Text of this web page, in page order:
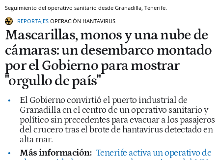
Seguimiento del operativo sanitario desde Granadilla, Tenerife.
REPORTAJES OPERACIÓN HANTAVIRUS
Mascarillas, monos y una nube de
cámaras: un desembarco montado
por el Gobierno para mostrar
"orgullo de país"
El Gobierno convirtió el puerto industrial de
Granadilla en el centro de un operativo sanitario y
político sin precedentes para evacuar a los pasajeros
del crucero tras el brote de hantavirus detectado en
alta mar.
Más información: Tenerife activa un operativo de